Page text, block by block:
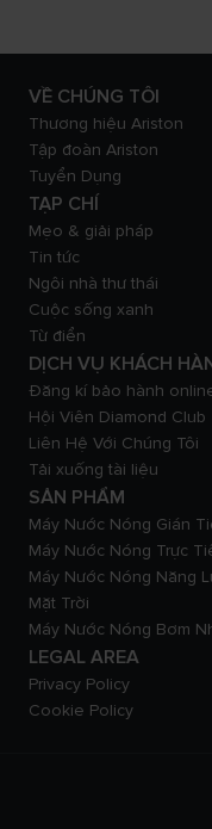
VỀ CHÚNG TÔI
Thương hiệu Ariston
Tập đoàn Ariston
Tuyển Dụng
TẠP CHÍ
Mẹo & giải pháp
Tin tức
Ngôi nhà thư thái
Cuộc sống xanh
Từ điển
DỊCH VỤ KHÁCH
Đăng kí bảo hành
Hội Viên Diamond Club
Liên Hệ Với Chúng Tôi
Tải xuống tài liệu
SẢN PHẨM
Máy Nước Nóng Gián
Máy Nước Nóng Trực
Máy Nước Nóng Năng
Mặt Trời
Máy Nước Nóng Bơm
LEGAL AREA
Privacy Policy
Cookie Policy